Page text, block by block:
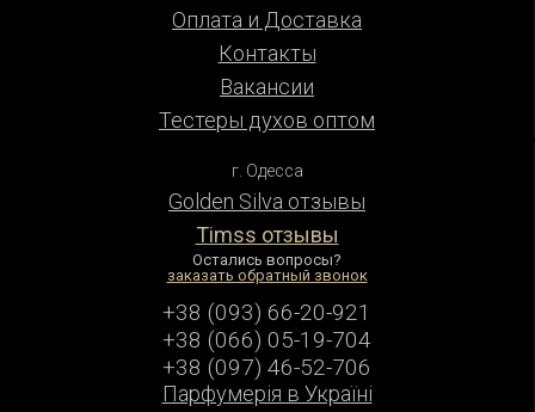
Оплата и Доставка
Контакты
Вакансии
Тестеры духов оптом
г. Одесса
Golden Silva отзывы
Timss отзывы
Остались вопросы?
заказать обратный звонок
+38 (093) 66-20-921
+38 (066) 05-19-704
+38 (097) 46-52-706
Парфумерiя в Українi